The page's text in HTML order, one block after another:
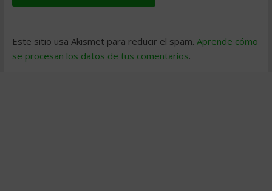
Este sitio usa Akismet para reducir el spam. Aprende cómo
se procesan los datos de tus comentarios.